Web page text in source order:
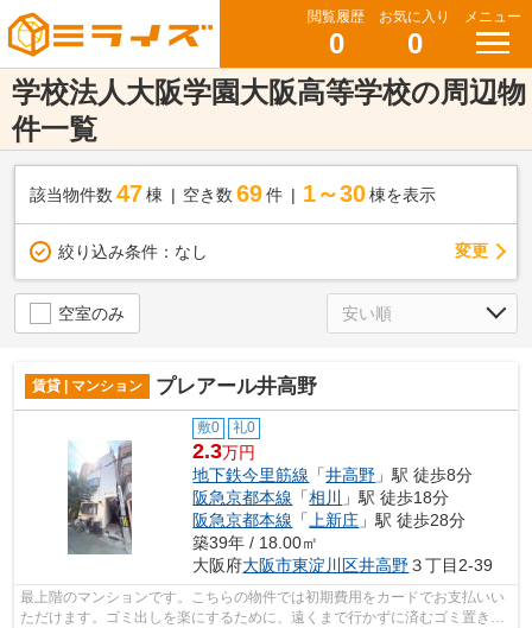
閲覧履歴
0
お気に入り
0
メニュー
学校法人大阪学園大阪高等学校の周辺物
件一覧
該当物件数 47棟 空き数 69 件 1～30 棟を表示
絞り込み条件： なし 変更
空室のみ
賃貸 | マンション プレアール井高野
敷0 礼0
2.3万円
地下鉄今里筋線 「井高野 」駅 徒歩8分
阪急京都本線 「相川
」駅 徒歩18分
阪急京都本線 「 上新庄 」駅 徒歩28分
築39年 / 18.00㎡
大阪府大阪市東淀川区井高野３丁目2-39
最上階のマンションです。こちらの物件では初期費用をカードでお支払いい
ただけます。ゴミ出しを楽にするために、遠くまで行かずに済むゴミ置き場